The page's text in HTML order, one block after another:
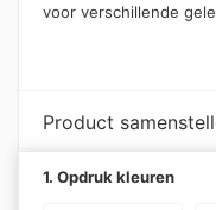
voor verschillende
Product
1. Opdruk kleuren